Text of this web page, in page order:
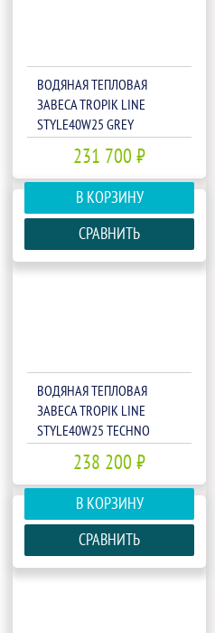
ВОДЯНАЯ ТЕПЛОВАЯ
ЗАВЕСА TROPIK LINE
STYLE40W25 GREY
231 700 ₽
В КОРЗИНУ
СРАВНИТЬ
ВОДЯНАЯ ТЕПЛОВАЯ
ЗАВЕСА TROPIK LINE
STYLE40W25 TECHNO
238 200 ₽
В КОРЗИНУ
СРАВНИТЬ